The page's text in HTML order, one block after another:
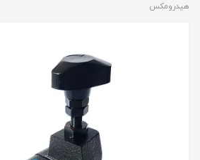
هیدرومکس